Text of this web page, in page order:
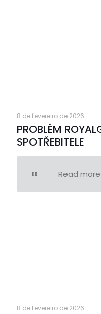
8 de fevereiro de 2026
PROBLÉM
SPOTŘEBITELE
Read more
8 de fevereiro de 2026